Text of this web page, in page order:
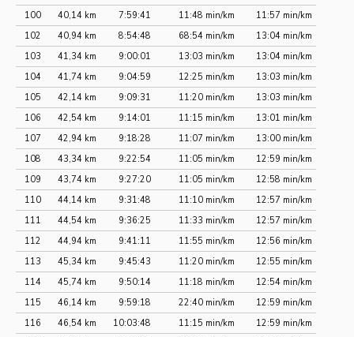
100
40,14 km 7:59:41 11:48 min/km
11:57 min/km
102
40,94 km 8:54:48 68:54 min/km
13:04 min/km
103
41,34 km 9:00:01 13:03 min/km
13:04 min/km
104
41,74 km 9:04:59 12:25 min/km
13:03 min/km
105
42,14 km 9:09:31 11:20 min/km
13:03 min/km
106
42,54 km 9:14:01 11:15 min/km
13:01 min/km
107
42,94 km 9:18:28 11:07 min/km
13:00 min/km
108
43,34 km 9:22:54 11:05 min/km
12:59 min/km
109
43,74 km 9:27:20 11:05 min/km
12:58 min/km
110
44,14 km 9:31:48 11:10 min/km
12:57 min/km
111
44,54 km 9:36:25 11:33 min/km
12:57 min/km
112
44,94 km 9:41:11 11:55 min/km
12:56 min/km
113
45,34 km 9:45:43 11:20 min/km
12:55 min/km
114
45,74 km 9:50:14 11:18 min/km
12:54 min/km
115
46,14 km 9:59:18 22:40 min/km
12:59 min/km
116
46,54 km 10:03:48 11:15 min/km
12:59 min/km